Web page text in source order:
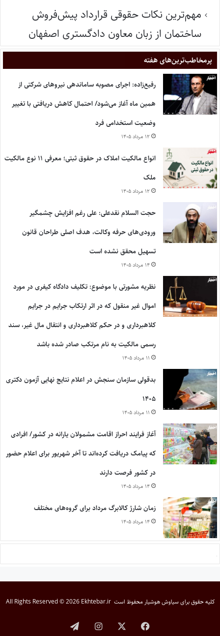
مهم‌ترین نکات حقوقی قرارداد پیش‌فروش
ساختمان از زبان معاون دادگستری اصفهان
پر‌مخاطب‌ترین‌های هفته
رفیع‌زاده: اجرای مصوبه ساماندهی نیروهای شرکتی از
همین ماه آغاز می‌شود/ احتمال کاهش دریافتی با تغییر
وضعیت استخدامی فرد
۱۲ مرداد ۱۴۰۵
انواع مالکیت املاک در حقوق ثبتی؛ معرفی ۱۱ نوع مالکیت
ملک
۱۲ مرداد ۱۴۰۵
حجت السلام نقدعلی: علی رغم افزایش چشمگیر
ورودی‌های حرفه وکالت، هدف اصلی طراحان قانون
تسهیل محقق نشده است
۱۴ مرداد ۱۴۰۵
نظریه مشورتی با موضوع: تکلیف دادگاه کیفری در مورد
اموال غیر منقول که در اثر ارتکاب جرایم در جرایم
کلاهبرداری و در حکم کلاهبرداری و انتقال مال غیر، سند
رسمی مالکیت به نام مرتکب صادر شده باشد
۱۱ مرداد ۱۴۰۵
بدقولی سازمان سنجش در اعلام نتایج نهایی آزمون دکتری
۱۴۰۵
۱۱ مرداد ۱۴۰۵
آغاز فرایند احراز اقامت مشمولان یارانه در کشور/ افرادی
که پیامک دریافت کرده‌اند تا آخر شهریور برای اعلام حضور
در کشور فرصت دارند
۱۴ مرداد ۱۴۰۵
زمان شارژ کالابرگ مرداد برای گروه‌های مختلف
۱۴ مرداد ۱۴۰۵
کلیه حقوق برایسیاوش هوشیار محفوظ است All Rights Reserved © 2026 Ekhtebar.ir